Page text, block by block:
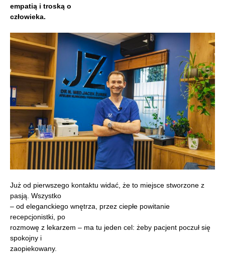
empatią i troską o
człowieka.
Już od pierwszego kontaktu widać, że to miejsce stworzone z
pasją. Wszystko
– od eleganckiego wnętrza, przez ciepłe powitanie
recepcjonistki, po
rozmowę z lekarzem – ma tu jeden cel: żeby pacjent poczuł się
spokojny i
zaopiekowany.